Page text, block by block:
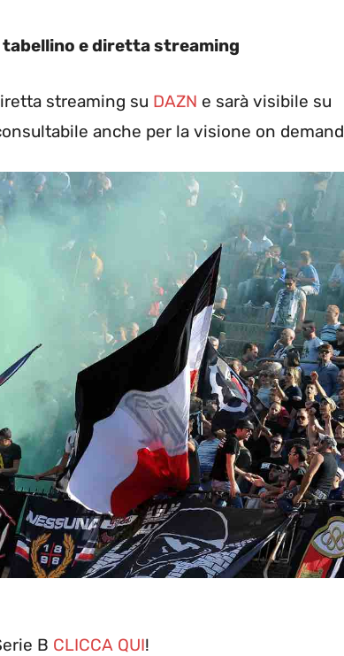
e diretta streaming
streaming su DAZN e sarà visibile su
anche per la visione on demand
B CLICCA QUI!